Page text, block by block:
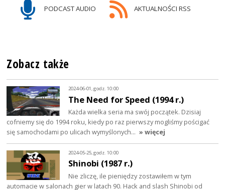
PODCAST AUDIO AKTUALNOŚCI RSS
Zobacz także
2024-06-01, godz. 10:00
The Need for Speed (1994 r.)
Każda wielka seria ma swój początek. Dzisiaj
cofniemy się do 1994 roku, kiedy po raz pierwszy mogliśmy pościgać
się samochodami po ulicach wymyślonych… » więcej
2024-05-25, godz. 10:00
Shinobi (1987 r.)
Nie zliczę, ile pieniędzy zostawiłem w tym
automacie w salonach gier w latach 90. Hack and slash Shinobi od